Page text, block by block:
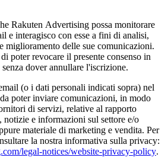
Rakuten Advertising possa monitorare
e interagisco con esse a fini di analisi,
miglioramento delle sue comunicazioni.
poter revocare il presente consenso in
dover annullare l'iscrizione.
(o i dati personali indicati sopra) nel
poter inviare comunicazioni, in modo
di servizi, relative al rapporto
notizie e informazioni sul settore e/o
materiale di marketing e vendita. Per
la nostra informativa sulla privacy:
legal-notices/website-privacy-policy.